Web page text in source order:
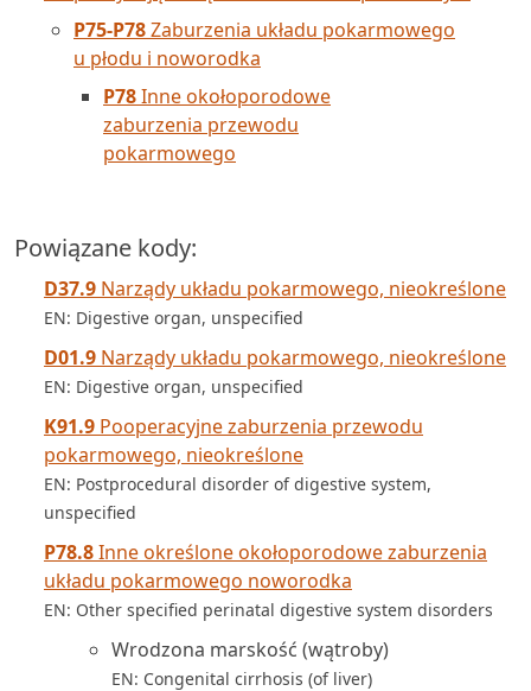
P75-P78Zaburzenia układu pokarmowego
u płodu i noworodka
P78Inne okołoporodowe
zaburzenia przewodu
pokarmowego
Powiązane kody:
D37.9 Narządy układu pokarmowego, nieokreślone
EN: Digestive organ, unspecified
D01.9 Narządy układu pokarmowego, nieokreślone
EN: Digestive organ, unspecified
K91.9 Pooperacyjne zaburzenia przewodu
pokarmowego, nieokreślone
EN: Postprocedural disorder of digestive system,
unspecified
P78.8Inne określone okołoporodowe zaburzenia
układu pokarmowego noworodka
EN: Other specified perinatal digestive system disorders
Wrodzona marskość (wątroby)
EN: Congenital cirrhosis (of liver)